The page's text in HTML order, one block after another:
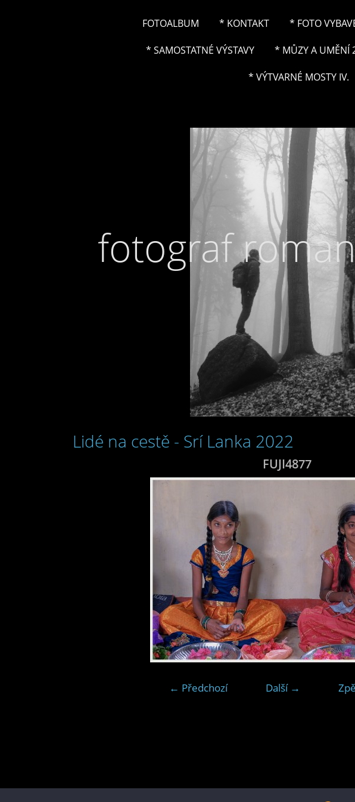
FOTOALBUM * KONTAKT * FOTO
* SAMOSTATNÉ VÝSTAVY * MŮZY A UMĚNÍ
* VÝTVARNÉ MOSTY IV.
fotograf
Lidé na cestě - Srí Lanka 2022
FUJI4877
← Předchozí Další →